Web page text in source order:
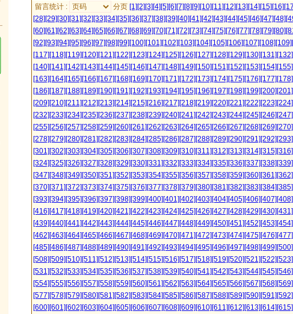
留言统计 : 分页 [1][2][3][4][5][6][7][8][9][10][11][12][13][14][15][16]
[28][29][30][31][32][33][34][35][36][37][38][39][40][41][42][43][44][45][46][47][48]
[60][61][62][63][64][65][66][67][68][69][70][71][72][73][74][75][76][77][78][79][80]
[92][93][94][95][96][97][98][99][100][101][102][103][104][105][106][107][108][109]
[117][118][119][120][121][122][123][124][125][126][127][128][129][130][131][132]
[140][141][142][143][144][145][146][147][148][149][150][151][152][153][154][155]
[163][164][165][166][167][168][169][170][171][172][173][174][175][176][177][178]
[186][187][188][189][190][191][192][193][194][195][196][197][198][199][200][201]
[209][210][211][212][213][214][215][216][217][218][219][220][221][222][223][224]
[232][233][234][235][236][237][238][239][240][241][242][243][244][245][246][247]
[255][256][257][258][259][260][261][262][263][264][265][266][267][268][269][270]
[278][279][280][281][282][283][284][285][286][287][288][289][290][291][292][293]
[301][302][303][304][305][306][307][308][309][310][311][312][313][314][315][316]
[324][325][326][327][328][329][330][331][332][333][334][335][336][337][338][339]
[347][348][349][350][351][352][353][354][355][356][357][358][359][360][361][362]
[370][371][372][373][374][375][376][377][378][379][380][381][382][383][384][385]
[393][394][395][396][397][398][399][400][401][402][403][404][405][406][407][408]
[416][417][418][419][420][421][422][423][424][425][426][427][428][429][430][431]
[439][440][441][442][443][444][445][446][447][448][449][450][451][452][453][454]
[462][463][464][465][466][467][468][469][470][471][472][473][474][475][476][477]
[485][486][487][488][489][490][491][492][493][494][495][496][497][498][499][500]
[508][509][510][511][512][513][514][515][516][517][518][519][520][521][522][523]
[531][532][533][534][535][536][537][538][539][540][541][542][543][544][545][546]
[554][555][556][557][558][559][560][561][562][563][564][565][566][567][568][569]
[577][578][579][580][581][582][583][584][585][586][587][588][589][590][591][592]
[600][601][602][603][604][605][606][607][608][609][610][611][612][613][614][615]